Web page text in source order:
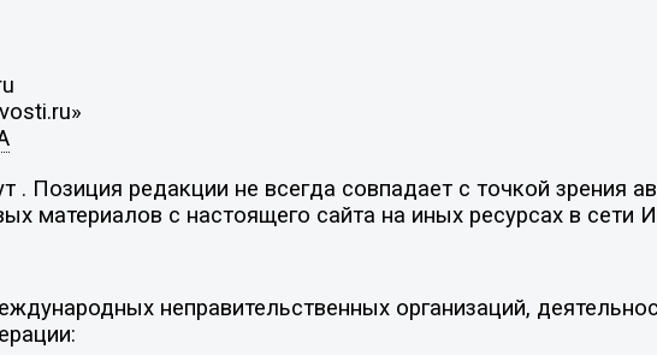
. Позиция редакции не всегда совпадает с точкой зрения
материалов с настоящего сайта на иных ресурсах в сети
неправительственных организаций,